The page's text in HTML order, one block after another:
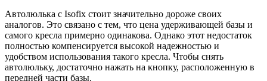
Автолюлька с Isofix стоит значительно дороже своих
аналогов. Это связано с тем, что цена удерживающей базы и
самого кресла примерно одинакова. Однако этот недостаток
полностью компенсируется высокой надежностью и
удобством использования такого кресла. Чтобы снять
автолюльку, достаточно нажать на кнопку, расположенную в
передней части базы.